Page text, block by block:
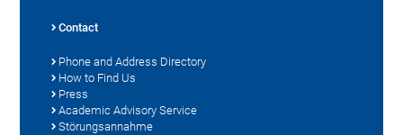
Contact
Phone and Address Directory
How to Find Us
Press
Academic Advisory Service
Störungsannahme